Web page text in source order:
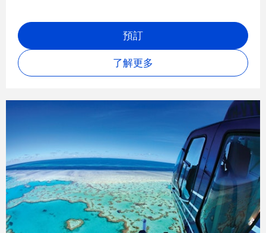
預訂
了解更多